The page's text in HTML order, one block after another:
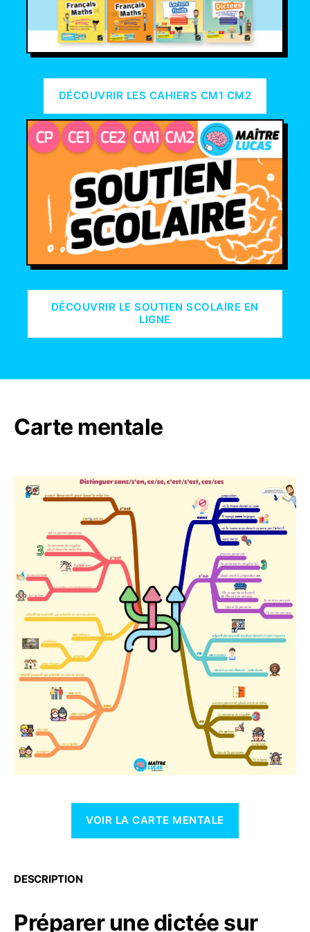
DÉCOUVRIR LES CAHIERS CM1 CM2
DÉCOUVRIR LE SOUTIEN SCOLAIRE EN
LIGNE
Carte mentale
VOIR LA CARTE MENTALE
DESCRIPTION
Préparer une dictée sur